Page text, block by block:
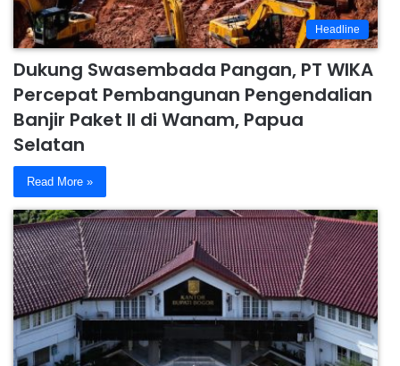
Headline
Dukung Swasembada Pangan, PT WIKA
Percepat Pembangunan Pengendalian
Banjir Paket II di Wanam, Papua
Selatan
Read More »